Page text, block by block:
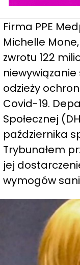
Firma PPE
Michelle
zwrotu 122
odzieży
Covid-19.
Społecznej
października
Trybunałem
jej
wymogów